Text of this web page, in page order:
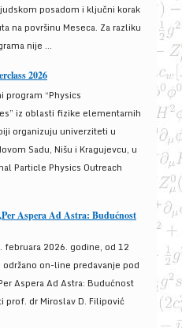
posadom i ključni korak
na površinu Meseca. Za razliku
nije ...
2026
program “Physics
iz oblasti fizike elementarnih
organizuju univerziteti u
Sadu, Nišu i Kragujevcu, u
Particle Physics Outreach
Aspera Ad Astra: Budućnost
februara 2026. godine, od 12
održano on-line predavanje pod
Aspera Ad Astra: Budućnost
prof. dr Miroslav D. Filipović